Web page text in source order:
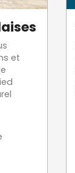
et